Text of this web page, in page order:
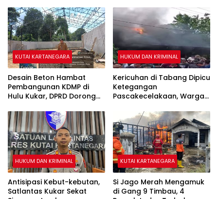
KUTAI KARTANEGARA
Desain Beton Hambat
Pembangunan KDMP di
Hulu Kukar, DPRD Dorong
HUKUM DAN KRIMINAL
Kericuhan di Tabang Dipicu
Ketegangan
Pascakecelakaan, Warga
HUKUM DAN KRIMINAL
Antisipasi Kebut-kebutan,
Satlantas Kukar Sekat
KUTAI KARTANEGARA
Si Jago Merah Mengamuk
di Gang 9 Timbau, 4